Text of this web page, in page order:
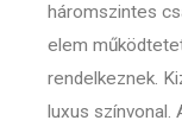
háromszintes
elem
rendelkeznek.
luxus színvonal.